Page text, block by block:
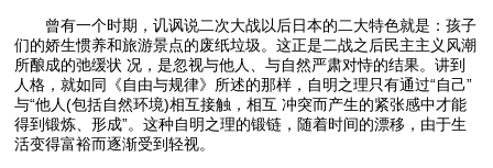
曾有一个时期，讥讽说二次大战以后日本的二大特色就是：孩子
们的娇生惯养和旅游景点的废纸垃圾。这正是二战之后民主主义风潮
所酿成的弛缓状 况，是忽视与他人、与自然严肃对恃的结果。讲到
人格，就如同《自由与规律》所述的那样，自明之理只有通过“自己”
与“他人(包括自然环境)相互接触，相互 冲突而产生的紧张感中才能
得到锻炼、形成”。这种自明之理的锻链，随着时间的漂移，由于生
活变得富裕而逐渐受到轻视。